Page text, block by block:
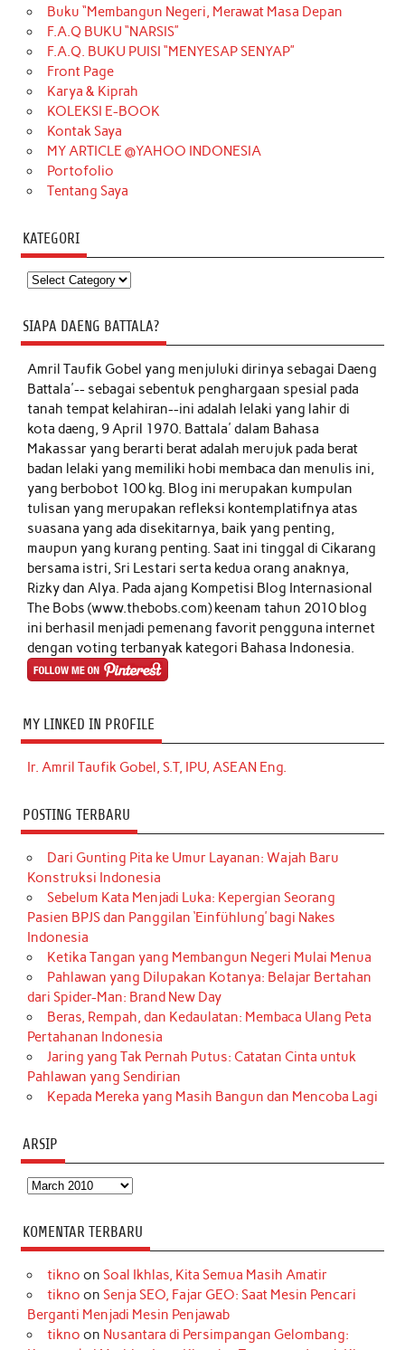
Buku “Membangun Negeri, Merawat Masa Depan
F.A.Q BUKU “NARSIS”
F.A.Q. BUKU PUISI “MENYESAP SENYAP”
Front Page
Karya & Kiprah
KOLEKSI E-BOOK
Kontak Saya
MY ARTICLE @YAHOO INDONESIA
Portofolio
Tentang Saya
KATEGORI
Kategori
SIAPA DAENG BATTALA?
Amril Taufik Gobelyang menjuluki dirinya sebagai Daeng
Battala'-- sebagai sebentuk penghargaan spesial pada
tanah tempat kelahiran--ini adalah lelaki yang lahir di
kota daeng, 9 April 1970. Battala' dalam Bahasa
Makassar yang berarti berat adalah merujuk pada berat
badan lelaki yang memiliki hobi membaca dan menulis ini,
yang berbobot 100 kg. Blog ini merupakan kumpulan
tulisan yang merupakan refleksi kontemplatifnya atas
suasana yang ada disekitarnya, baik yang penting,
maupun yang kurang penting. Saat ini tinggal di Cikarang
bersama istri, Sri Lestari serta kedua orang anaknya,
Rizky dan Alya. Pada ajang Kompetisi Blog Internasional
The Bobs (www.thebobs.com) keenam tahun 2010 blog
ini berhasil menjadi pemenang favorit pengguna internet
dengan voting terbanyak kategori Bahasa Indonesia.
MY LINKED IN PROFILE
Ir. Amril Taufik Gobel, S.T, IPU, ASEAN Eng.
POSTING TERBARU
Dari Gunting Pita ke Umur Layanan: Wajah Baru
Konstruksi Indonesia
Sebelum Kata Menjadi Luka: Kepergian Seorang
Pasien BPJS dan Panggilan ‘Einfühlung’ bagi Nakes
Indonesia
Ketika Tangan yang Membangun Negeri Mulai Menua
Pahlawan yang Dilupakan Kotanya: Belajar Bertahan
dari Spider-Man: Brand New Day
Beras, Rempah, dan Kedaulatan: Membaca Ulang Peta
Pertahanan Indonesia
Jaring yang Tak Pernah Putus: Catatan Cinta untuk
Pahlawan yang Sendirian
Kepada Mereka yang Masih Bangun dan Mencoba Lagi
ARSIP
Arsip
KOMENTAR TERBARU
tikno on Soal Ikhlas, Kita Semua Masih Amatir
tikno on Senja SEO, Fajar GEO: Saat Mesin Pencari
Berganti Menjadi Mesin Penjawab
tikno on Nusantara di Persimpangan Gelombang: